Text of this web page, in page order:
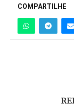
COMPARTILHE